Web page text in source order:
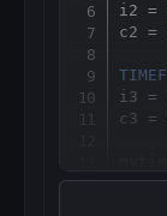
i2 =
c2 =
i3 =
c3 =
if